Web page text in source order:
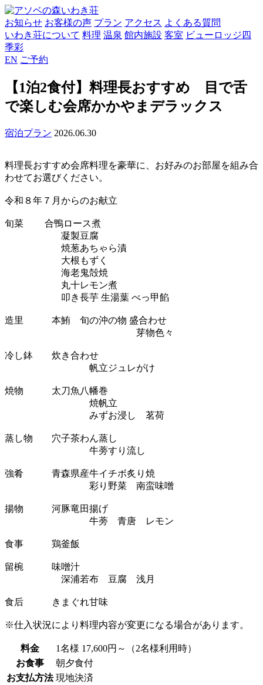
お知らせ お客様の声 プラン アクセス よくある質問
いわき荘について 料理 温泉 館内施設 客室 ビューロッジ四
季彩
EN ご予約
【1泊2食付】料理長おすすめ 目で舌
で楽しむ会席かかやまデラックス
宿泊プラン 2026.06.30
料理長おすすめ会席料理を豪華に、お好みのお部屋を組み合
わせてお選びください。
令和８年７月からのお献立
旬菜 合鴨ロース煮
凝製豆腐
焼葱あちゃら漬
大根もずく
海老鬼殻焼
丸十レモン煮
叩き長芋 生湯葉 べっ甲餡
造里 本鮪 旬の沖の物 盛合わせ
芽物色々
冷し鉢 炊き合わせ
帆立ジュレがけ
焼物 太刀魚八幡巻
焼帆立
みずお浸し 茗荷
蒸し物 穴子茶わん蒸し
牛蒡すり流し
強肴 青森県産牛イチボ炙り焼
彩り野菜 南蛮味噌
揚物 河豚竜田揚げ
牛蒡 青唐 レモン
食事 鶏釜飯
留椀 味噌汁
深浦若布 豆腐 浅月
食后 きまぐれ甘味
※仕入状況により料理内容が変更になる場合があります。
料金
1名様 17,600円～（2名様利用時）
お食事
朝夕食付
お支払方法 現地決済